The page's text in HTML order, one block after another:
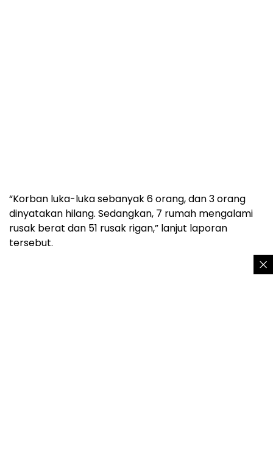
“Korban luka-luka sebanyak 6 orang, dan 3 orang
dinyatakan hilang. Sedangkan, 7 rumah mengalami
rusak berat dan 51 rusak rigan,” lanjut laporan
tersebut.